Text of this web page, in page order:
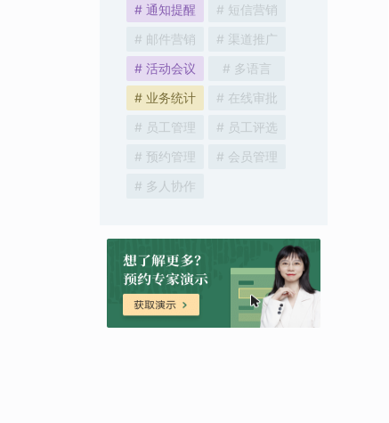
# 通知提醒
# 短信营销
# 邮件营销
# 渠道推广
# 活动会议
# 多语言
# 业务统计
# 在线审批
# 员工管理
# 员工评选
# 预约管理
# 会员管理
# 多人协作